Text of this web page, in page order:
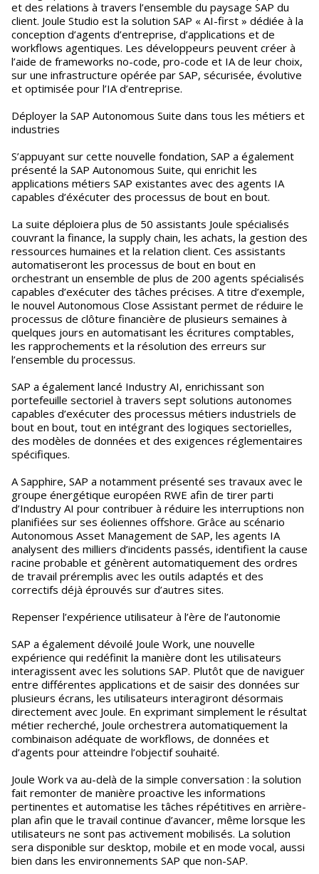
et des relations à travers l’ensemble du paysage SAP du
client. Joule Studio est la solution SAP « AI-first » dédiée à la
conception d’agents d’entreprise, d’applications et de
workflows agentiques. Les développeurs peuvent créer à
l’aide de frameworks no-code, pro-code et IA de leur choix,
sur une infrastructure opérée par SAP, sécurisée, évolutive
et optimisée pour l’IA d’entreprise.
Déployer la SAP Autonomous Suite dans tous les métiers et
industries
S’appuyant sur cette nouvelle fondation, SAP a également
présenté la SAP Autonomous Suite, qui enrichit les
applications métiers SAP existantes avec des agents IA
capables d’éxécuter des processus de bout en bout.
La suite déploiera plus de 50 assistants Joule spécialisés
couvrant la finance, la supply chain, les achats, la gestion des
ressources humaines et la relation client. Ces assistants
automatiseront les processus de bout en bout en
orchestrant un ensemble de plus de 200 agents spécialisés
capables d’exécuter des tâches précises. A titre d’exemple,
le nouvel Autonomous Close Assistant permet de réduire le
processus de clôture financière de plusieurs semaines à
quelques jours en automatisant les écritures comptables,
les rapprochements et la résolution des erreurs sur
l’ensemble du processus.
SAP a également lancé Industry AI, enrichissant son
portefeuille sectoriel à travers sept solutions autonomes
capables d’exécuter des processus métiers industriels de
bout en bout, tout en intégrant des logiques sectorielles,
des modèles de données et des exigences réglementaires
spécifiques.
A Sapphire, SAP a notamment présenté ses travaux avec le
groupe énergétique européen RWE afin de tirer parti
d’Industry AI pour contribuer à réduire les interruptions non
planifiées sur ses éoliennes offshore. Grâce au scénario
Autonomous Asset Management de SAP, les agents IA
analysent des milliers d’incidents passés, identifient la cause
racine probable et génèrent automatiquement des ordres
de travail préremplis avec les outils adaptés et des
correctifs déjà éprouvés sur d’autres sites.
Repenser l’expérience utilisateur à l’ère de l’autonomie
SAP a également dévoilé Joule Work, une nouvelle
expérience qui redéfinit la manière dont les utilisateurs
interagissent avec les solutions SAP. Plutôt que de naviguer
entre différentes applications et de saisir des données sur
plusieurs écrans, les utilisateurs interagiront désormais
directement avec Joule. En exprimant simplement le résultat
métier recherché, Joule orchestrera automatiquement la
combinaison adéquate de workflows, de données et
d’agents pour atteindre l’objectif souhaité.
Joule Work va au-delà de la simple conversation : la solution
fait remonter de manière proactive les informations
pertinentes et automatise les tâches répétitives en arrière-
plan afin que le travail continue d’avancer, même lorsque les
utilisateurs ne sont pas activement mobilisés. La solution
sera disponible sur desktop, mobile et en mode vocal, aussi
bien dans les environnements SAP que non-SAP.